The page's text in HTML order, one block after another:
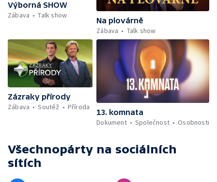
Výborná SHOW
Zábava
Talk show
Na plovárně
Zábava
Talk show
Zázraky přírody
Zábava
Soutěž Příroda
13. komnata
Dokument
Společnost Osobnosti
Všechnopárty na sociálních
sítích